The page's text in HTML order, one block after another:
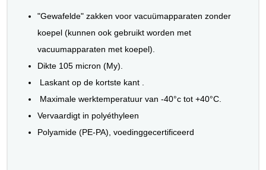
"Gewafelde" zakken voor vacuümapparaten zonder
koepel (kunnen ook gebruikt worden met
vacuumapparaten met koepel).
Dikte 105 micron (My).
Laskant op de kortste kant .
Maximale werktemperatuur van -40°c tot +40°C.
Vervaardigt in polyéthyleen
Polyamide (PE-PA), voedinggecertificeerd